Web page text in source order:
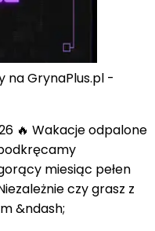
na GrynaPlus.pl -
🔥 Wakacje odpalone
miesiąc pełen
czy grasz z
&ndash;